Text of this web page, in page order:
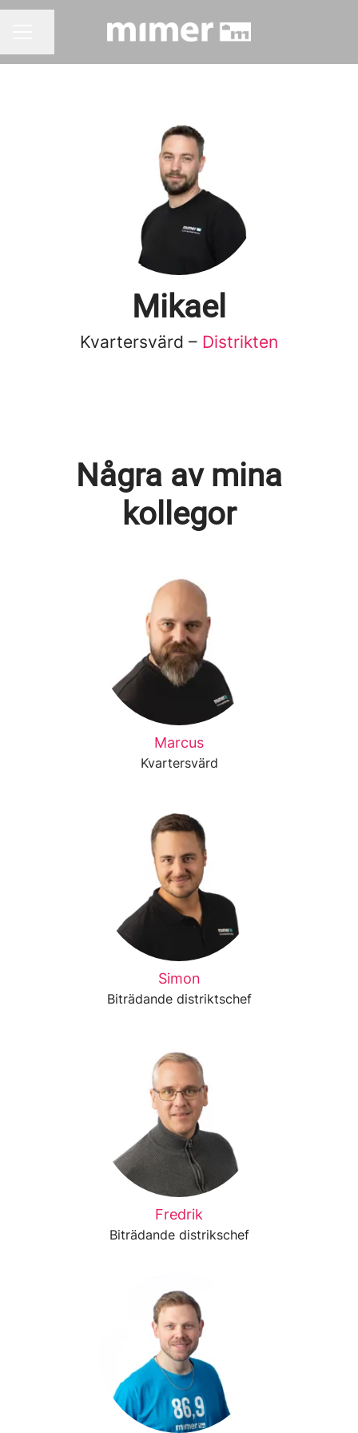
Mikael
Kvartersvärd – Distrikten
Några av mina
kollegor
Marcus
Kvartersvärd
Simon
Biträdande distriktschef
Fredrik
Biträdande distrikschef